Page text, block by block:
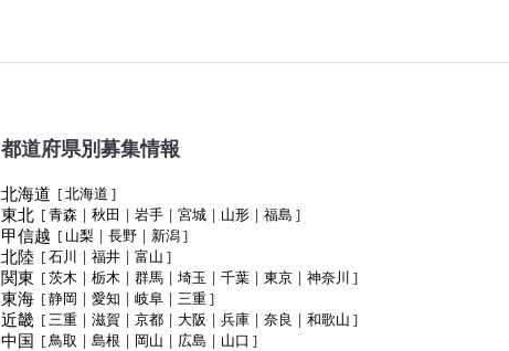
都道府県別募集情報
北海道 [北海道 ]
東北 [青森 | 秋田 | 岩手 | 宮城 | 山形 | 福島 ]
甲信越 [ 山梨 | 長野 | 新潟]
北陸 [石川 | 福井 | 富山 ]
関東 [茨木 | 栃木 | 群馬 | 埼玉 | 千葉 | 東京 | 神奈川 ]
東海 [静岡 | 愛知 | 岐阜 | 三重]
近畿 [三重 | 滋賀 | 京都 | 大阪 | 兵庫 | 奈良 | 和歌山 ]
中国 [鳥取 | 島根 | 岡山 | 広島 | 山口 ]